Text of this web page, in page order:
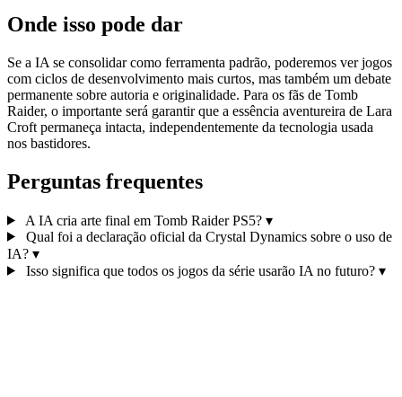
Onde isso pode dar
Se a IA se consolidar como ferramenta padrão, poderemos ver jogos
com ciclos de desenvolvimento mais curtos, mas também um debate
permanente sobre autoria e originalidade. Para os fãs de Tomb
Raider, o importante será garantir que a essência aventureira de Lara
Croft permaneça intacta, independentemente da tecnologia usada
nos bastidores.
Perguntas frequentes
A IA cria arte final em Tomb Raider PS5? ▾
Qual foi a declaração oficial da Crystal Dynamics sobre o uso de
IA? ▾
Isso significa que todos os jogos da série usarão IA no futuro? ▾